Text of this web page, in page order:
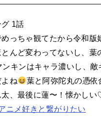
1話
っちゃ観てたから令和版
んど変わってないし、葉
ンキンはキャラ濃いし、敵
ね
葉と阿弥陀丸の憑依
太、最後に蓮〜！懐かし
ニメ好きと繋がりたい